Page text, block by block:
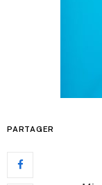
PARTAGER